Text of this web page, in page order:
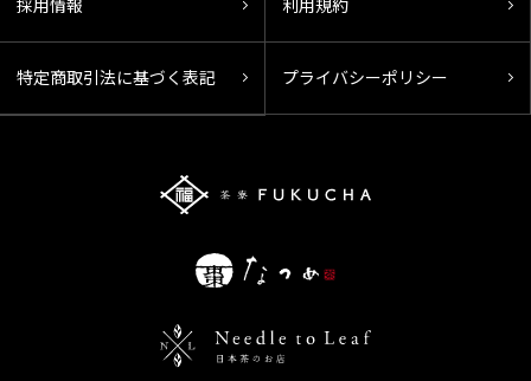
採用情報 利用規約
特定商取引法に基づく表記 プライバシーポリシー